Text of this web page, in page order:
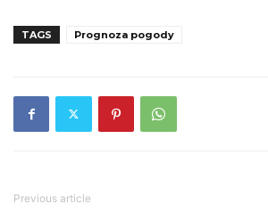
TAGS Prognoza pogody
Previous article